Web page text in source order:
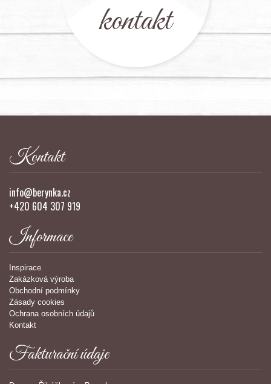
kontakt
Kontakt
info@berynka.cz
+420 604 307 919
Informace
Inspirace
Zakázková výroba
Obchodní podmínky
Zásady cookies
Ochrana osobních údajů
Kontakt
Fakturační údaje